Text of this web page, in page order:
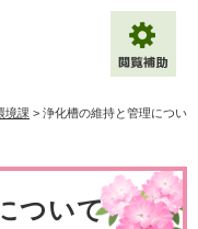
境課 > 浄化槽の維持と管理につい
ついて